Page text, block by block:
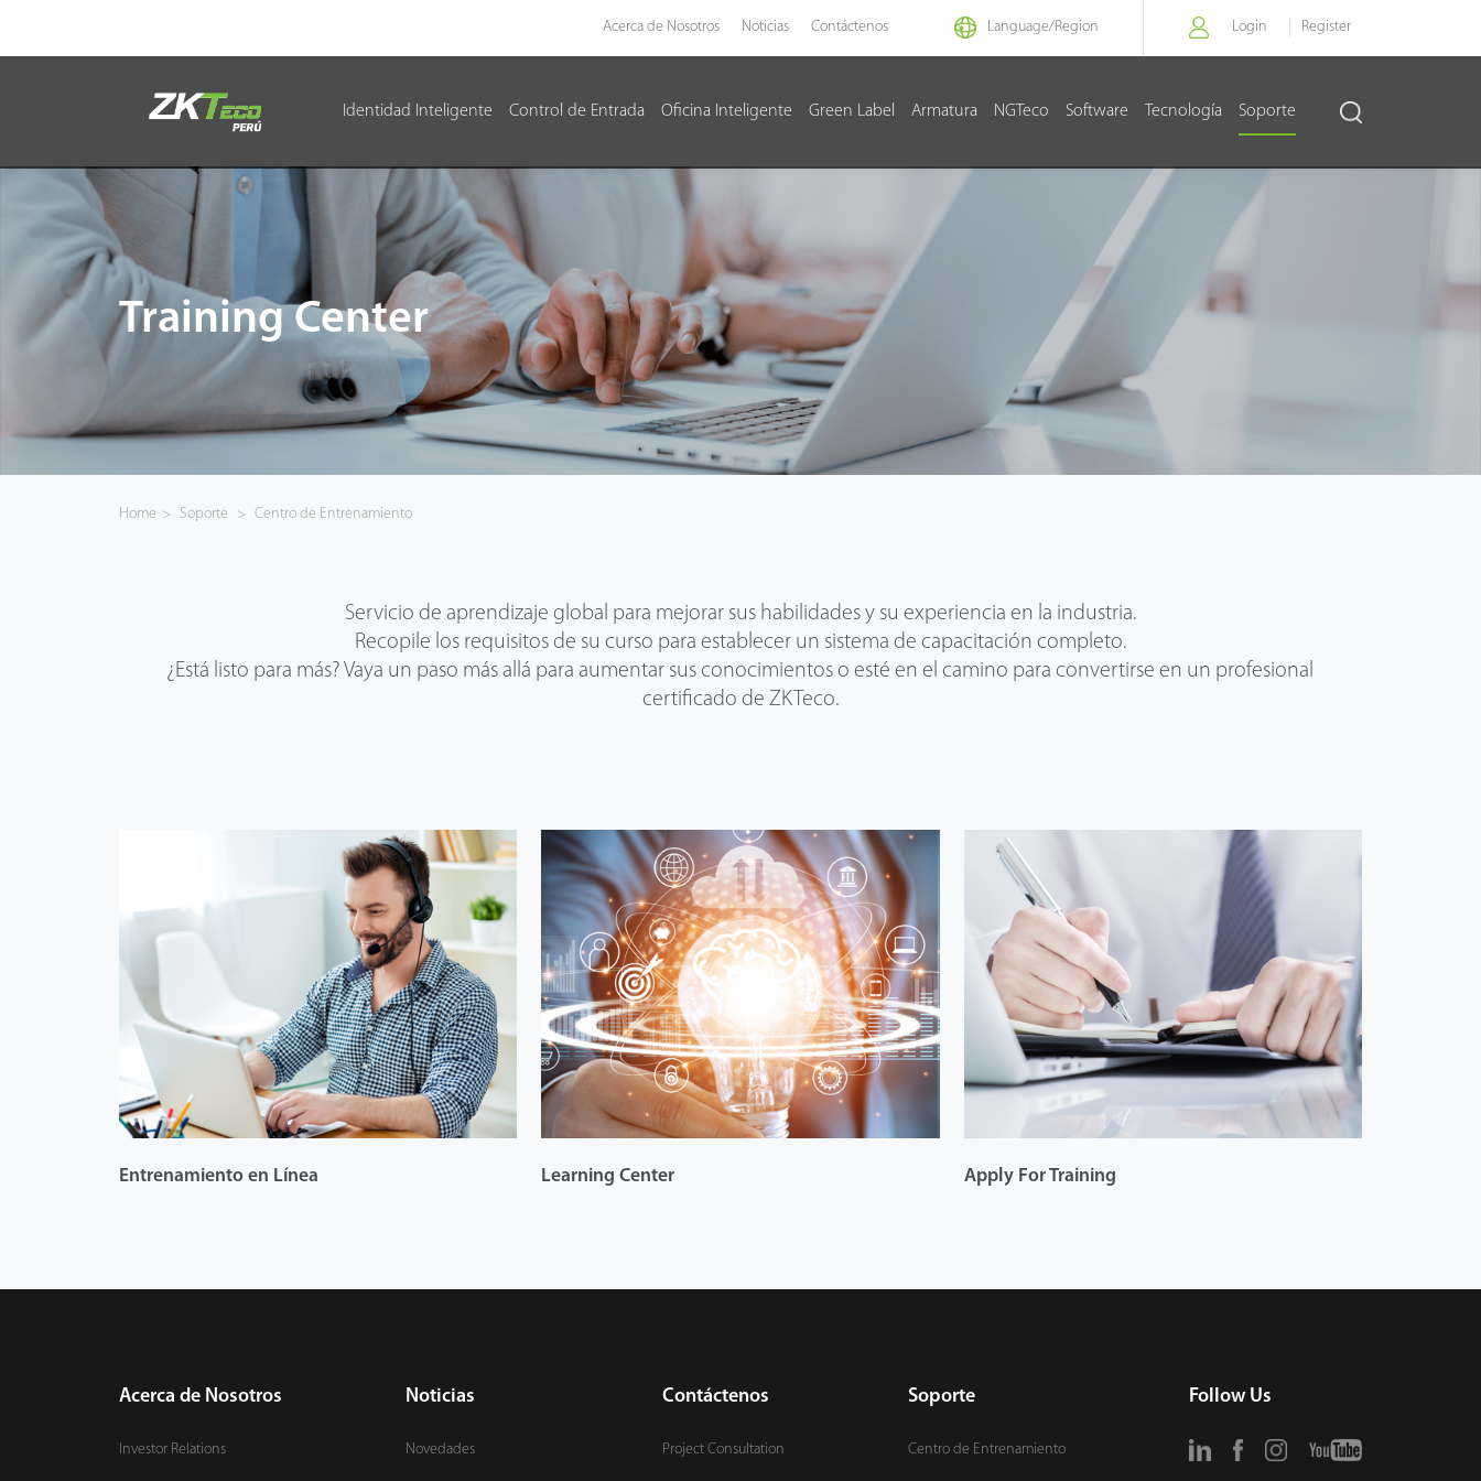
Acerca de Nosotros Noticias Contáctenos Language/Region Login Register
Identidad Inteligente Control de Entrada Oficina Inteligente Green Label Armatura NGTeco Software Tecnología Soporte
Control de Entrada
Oficina Inteligente
Green Label
Software
Training Center
Home > Soporte > Centro de Entrenamiento
Servicio de aprendizaje global para mejorar sus habilidades y su experiencia en la industria.
Recopile los requisitos de su curso para establecer un sistema de capacitación completo.
¿Está listo para más? Vaya un paso más allá para aumentar sus conocimientos o esté en el camino para convertirse en un profesional
certificado de ZKTeco.
Entrenamiento en Línea Learning Center Apply For Training
Acerca de Nosotros
Investor Relations
Noticias
Novedades
Contáctenos
Project Consultation
Soporte
Centro de Entrenamiento
Follow Us